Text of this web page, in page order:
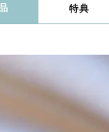
特典